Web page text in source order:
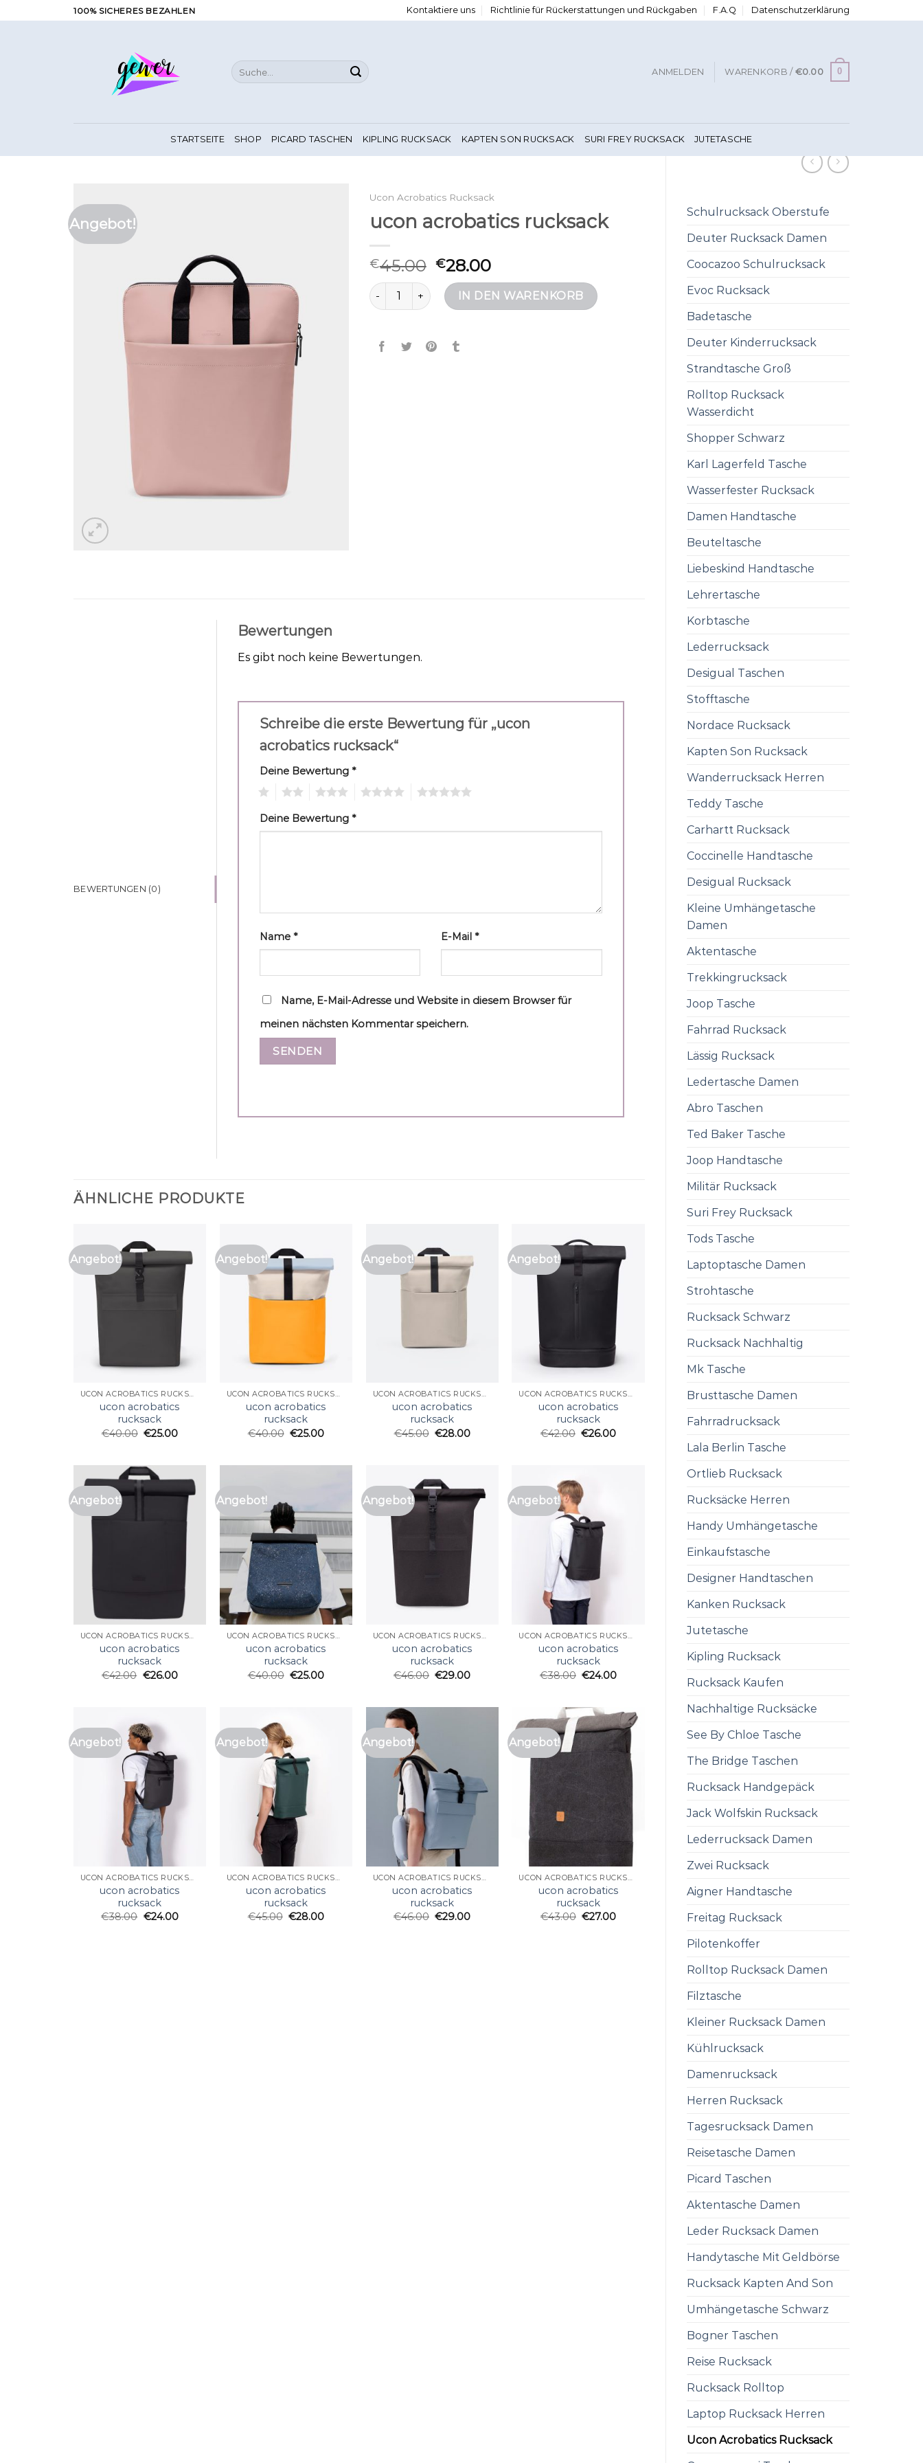
Inhalt
100% SICHERES BEZAHLEN Kontaktiere uns Richtlinie für Rückerstattungen und Rückgaben F.A.Q Datenschutzerklärung
Suche
nach:
ANMELDEN WARENKORB / €0.00 0
STARTSEITE SHOP PICARD TASCHEN KIPLING RUCKSACK KAPTEN SON RUCKSACK SURI FREY RUCKSACK JUTETASCHE
Schulrucksack Oberstufe
Deuter Rucksack Damen
Coocazoo Schulrucksack
Evoc Rucksack
Badetasche
Deuter Kinderrucksack
Strandtasche Groß
Rolltop Rucksack
Wasserdicht
Shopper Schwarz
Karl Lagerfeld Tasche
Wasserfester Rucksack
Damen Handtasche
Beuteltasche
Liebeskind Handtasche
Lehrertasche
Korbtasche
Lederrucksack
Desigual Taschen
Stofftasche
Nordace Rucksack
Kapten Son Rucksack
Wanderrucksack Herren
Teddy Tasche
Carhartt Rucksack
Coccinelle Handtasche
Desigual Rucksack
Kleine Umhängetasche
Damen
Aktentasche
Trekkingrucksack
Joop Tasche
Fahrrad Rucksack
Lässig Rucksack
Ledertasche Damen
Abro Taschen
Ted Baker Tasche
Joop Handtasche
Militär Rucksack
Suri Frey Rucksack
Tods Tasche
Laptoptasche Damen
Strohtasche
Rucksack Schwarz
Rucksack Nachhaltig
Mk Tasche
Brusttasche Damen
Fahrradrucksack
Lala Berlin Tasche
Ortlieb Rucksack
Rucksäcke Herren
Handy Umhängetasche
Einkaufstasche
Designer Handtaschen
Kanken Rucksack
Jutetasche
Kipling Rucksack
Rucksack Kaufen
Nachhaltige Rucksäcke
See By Chloe Tasche
The Bridge Taschen
Rucksack Handgepäck
Jack Wolfskin Rucksack
Lederrucksack Damen
Zwei Rucksack
Aigner Handtasche
Freitag Rucksack
Pilotenkoffer
Rolltop Rucksack Damen
Filztasche
Kleiner Rucksack Damen
Kühlrucksack
Damenrucksack
Herren Rucksack
Tagesrucksack Damen
Reisetasche Damen
Picard Taschen
Aktentasche Damen
Leder Rucksack Damen
Handytasche Mit Geldbörse
Rucksack Kapten And Son
Umhängetasche Schwarz
Bogner Taschen
Reise Rucksack
Rucksack Rolltop
Laptop Rucksack Herren
Ucon Acrobatics Rucksack
Angebot!
Ucon Acrobatics Rucksack
ucon acrobatics rucksack
€45.00 €28.00
ucon acrobatics rucksack Menge
IN DEN WARENKORB
BEWERTUNGEN (0)
Bewertungen
Es gibt noch keine Bewertungen.
Schreibe die erste Bewertung für „ucon
acrobatics rucksack“
Deine Bewertung *
Deine Bewertung *
Name * E-Mail*
Name, E-Mail-Adresse und Website in diesem Browser für
meinen nächsten Kommentar speichern.
ÄHNLICHE PRODUKTE
Angebot!
UCON ACROBATICS RUCKSACK
ucon acrobatics
rucksack
€40.00 €25.00
Angebot!
UCON ACROBATICS RUCKSACK
ucon acrobatics
rucksack
€40.00 €25.00
Angebot!
UCON ACROBATICS RUCKSACK
ucon acrobatics
rucksack
€45.00 €28.00
Angebot!
UCON ACROBATICS RUCKSACK
ucon acrobatics
rucksack
€42.00 €26.00
Angebot!
UCON ACROBATICS RUCKSACK
ucon acrobatics
rucksack
€42.00 €26.00
Angebot!
UCON ACROBATICS RUCKSACK
ucon acrobatics
rucksack
€40.00 €25.00
Angebot!
UCON ACROBATICS RUCKSACK
ucon acrobatics
rucksack
€46.00 €29.00
Angebot!
UCON ACROBATICS RUCKSACK
ucon acrobatics
rucksack
€38.00 €24.00
Angebot!
UCON ACROBATICS RUCKSACK
ucon acrobatics
rucksack
€38.00 €24.00
Angebot!
UCON ACROBATICS RUCKSACK
ucon acrobatics
rucksack
€45.00 €28.00
Angebot!
UCON ACROBATICS RUCKSACK
ucon acrobatics
rucksack
€46.00 €29.00
Angebot!
UCON ACROBATICS RUCKSACK
ucon acrobatics
rucksack
€43.00 €27.00